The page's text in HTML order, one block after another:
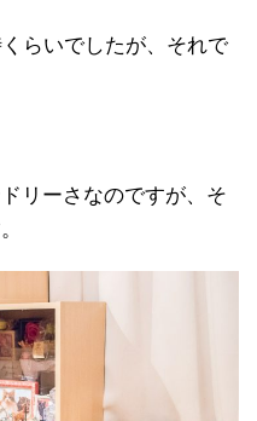
らいでしたが、それで
リーさなのですが、そ